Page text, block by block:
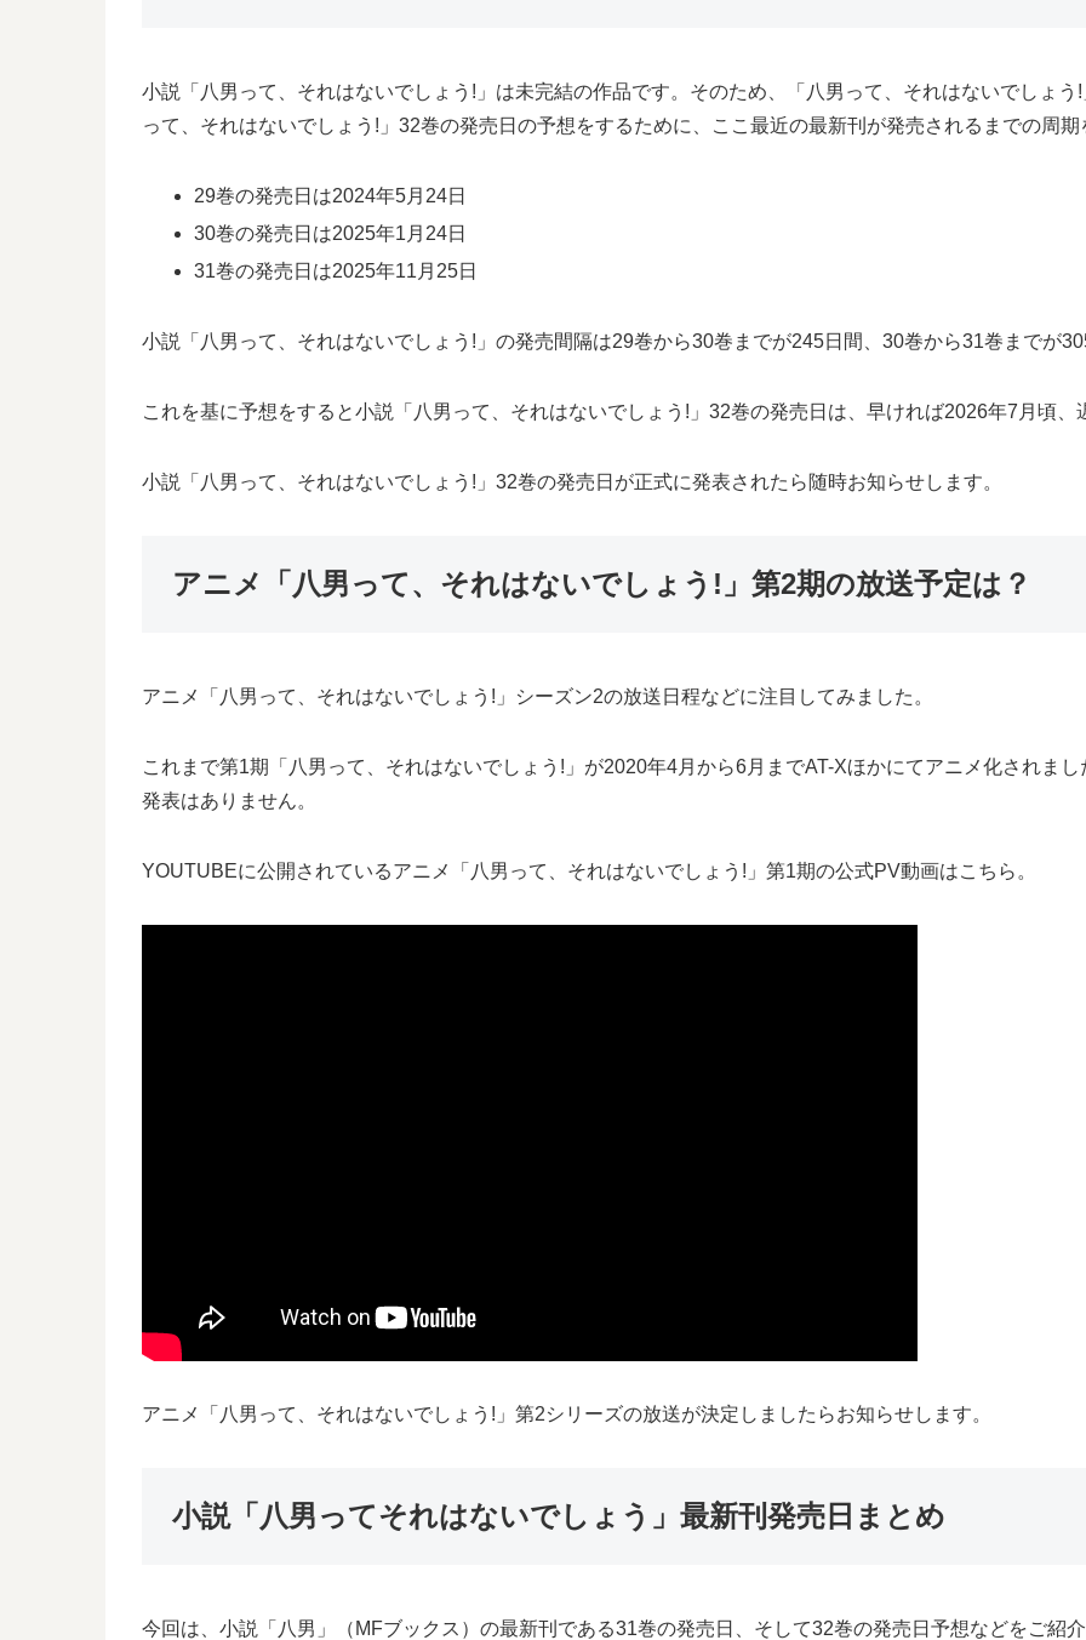
小説「八男って、それはないでしょう!」は未完結の作品です。そのため、「八男って、それはないでしょ
って、それはないでしょう!」32巻の発売日の予想をするために、ここ最近の最新刊が発売されるまでの周期
29巻の発売日は2024年5月24日
30巻の発売日は2025年1月24日
31巻の発売日は2025年11月25日
小説「八男って、それはないでしょう!」の発売間隔は29巻から30巻までが245日間、30巻から31巻までが
これを基に予想をすると小説「八男って、それはないでしょう!」32巻の発売日は、早ければ2026年7月頃、
小説「八男って、それはないでしょう!」32巻の発売日が正式に発表されたら随時お知らせします。
アニメ「八男って、それはないでしょう!」第2期の放送予定は？
アニメ「八男って、それはないでしょう!」シーズン2の放送日程などに注目してみました。
これまで第1期「八男って、それはないでしょう!」が2020年4月から6月までAT-Xほかにてアニメ化されま
発表はありません。
YOUTUBEに公開されているアニメ「八男って、それはないでしょう!」第1期の公式PV動画はこちら。
アニメ「八男って、それはないでしょう!」第2シリーズの放送が決定しましたらお知らせします。
小説「八男ってそれはないでしょう」最新刊発売日まとめ
今回は、小説「八男」（MFブックス）の最新刊である31巻の発売日、そして32巻の発売日予想などをご紹介